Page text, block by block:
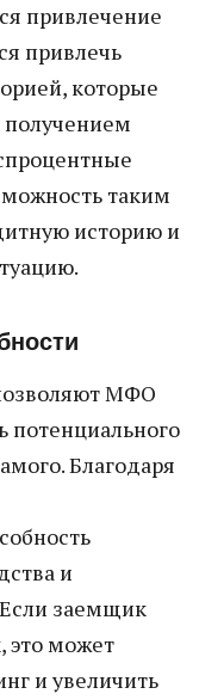
привлечение
привлечь
которые
получением
таким
историю и
МФО
потенциального
Благодаря
и
Если заемщик
это может
и увеличить